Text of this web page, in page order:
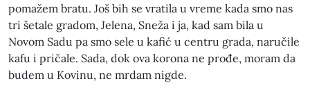
pomažem bratu. Još bih se vratila u vreme kada smo nas
tri šetale gradom, Jelena, Sneža i ja, kad sam bila u
Novom Sadu pa smo sele u kafić u centru grada, naručile
kafu i pričale. Sada, dok ova korona ne prođe, moram da
budem u Kovinu, ne mrdam nigde.